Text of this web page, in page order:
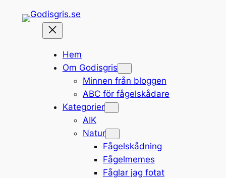
Hem
Om Godisgris
Minnen från bloggen
ABC för fågelskådare
Kategorier
AIK
Natur
Fågelskådning
Fågelmemes
Fåglar jag fotat